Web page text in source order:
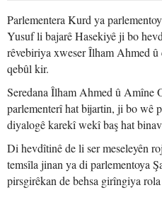
Parlementera Kurd ya
Yusuf li bajarê Hasekiyê ji bo
rêvebiriya xweser Îlham Ahmed
qebûl kir.
Seredana Îlham Ahmed û Amîne
parlementerî hat bijartin, ji bo
diyalogê karekî wekî baş hat
Di hevdîtinê de li ser meseleyên
temsîla jinan ya di parlementoya
pirsgirêkan de behsa girîngiya